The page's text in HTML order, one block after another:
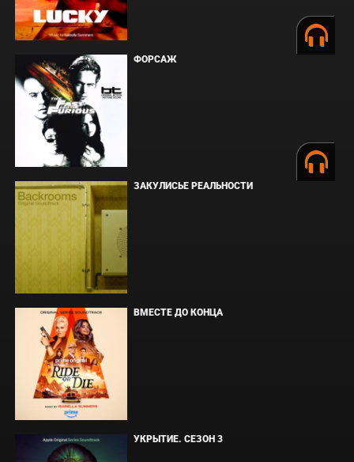
ФОРСАЖ
ЗАКУЛИСЬЕ РЕАЛЬНОСТИ
ВМЕСТЕ ДО КОНЦА
УКРЫТИЕ. СЕЗОН 3